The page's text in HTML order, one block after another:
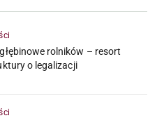
rolników – resort
o legalizacji